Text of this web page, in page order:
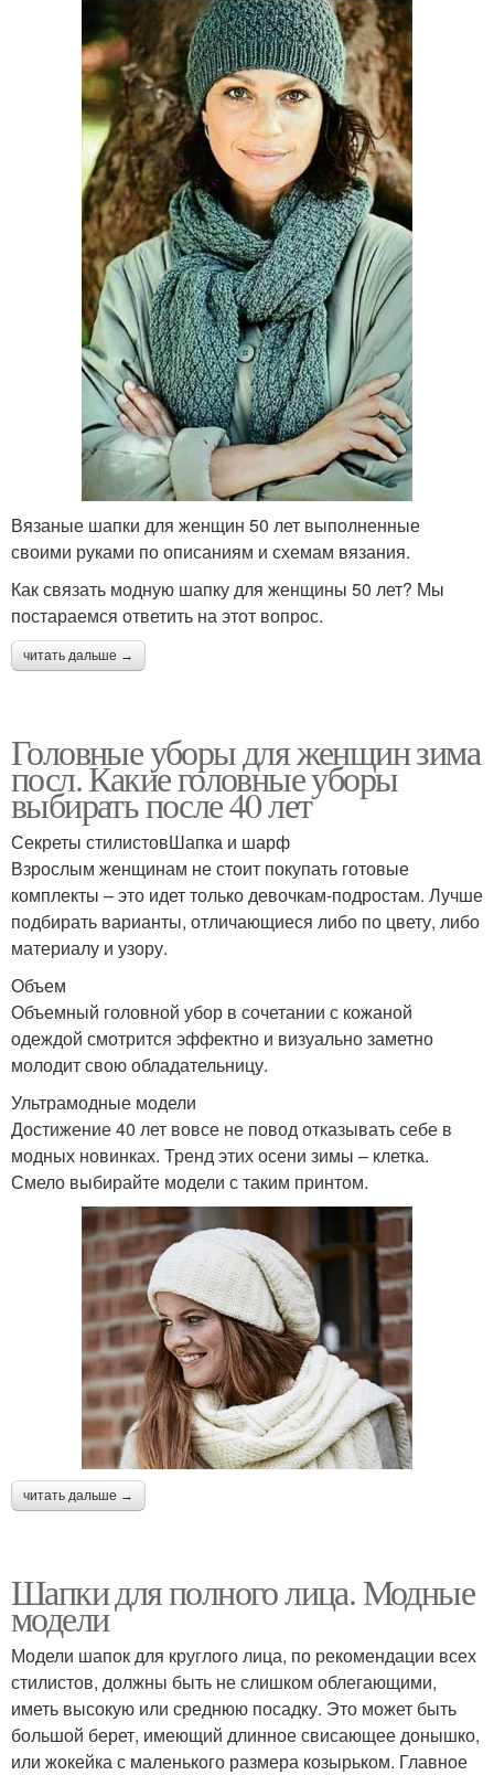
Вязаные шапки для женщин 50 лет выполненные
своими руками по описаниям и схемам вязания.
Как связать модную шапку для женщины 50 лет? Мы
постараемся ответить на этот вопрос.
читать дальше →
Головные уборы для женщин зима
посл. Какие головные уборы
выбирать после 40 лет
Секреты стилистовШапка и шарф
Взрослым женщинам не стоит покупать готовые
комплекты – это идет только девочкам-подростам. Лучше
подбирать варианты, отличающиеся либо по цвету, либо
материалу и узору.
Объем
Объемный головной убор в сочетании с кожаной
одеждой смотрится эффектно и визуально заметно
молодит свою обладательницу.
Ультрамодные модели
Достижение 40 лет вовсе не повод отказывать себе в
модных новинках. Тренд этих осени зимы – клетка.
Смело выбирайте модели с таким принтом.
читать дальше →
Шапки для полного лица. Модные
модели
Модели шапок для круглого лица, по рекомендации всех
стилистов, должны быть не слишком облегающими,
иметь высокую или среднюю посадку. Это может быть
большой берет, имеющий длинное свисающее донышко,
или жокейка с маленького размера козырьком. Главное